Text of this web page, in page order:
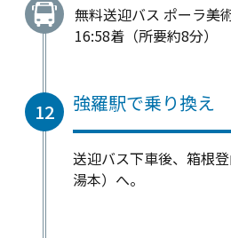
無料送迎バス ポーラ美
16:58着（所要約8分）
12 強羅駅で乗り換え
送迎バス下車後、箱根
湯本）へ。